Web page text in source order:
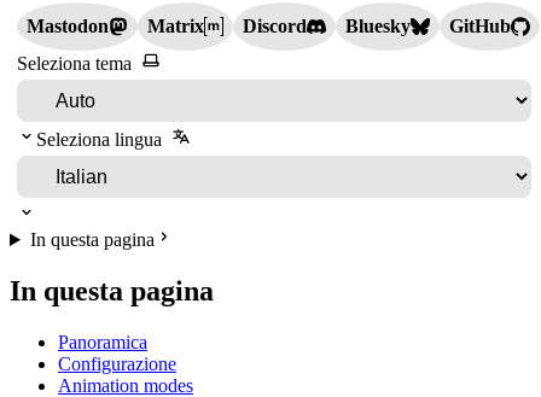
Mastodon Matrix Discord Bluesky
GitHub
Seleziona tema
Seleziona lingua
In questa pagina
In questa pagina
Panoramica
Configurazione
Animation modes